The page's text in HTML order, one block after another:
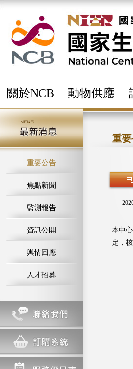
關於NCB 動物供應
重要公告
焦點新聞
監測報告
資訊公開
輿情回應
人才招募
重
本中
定，